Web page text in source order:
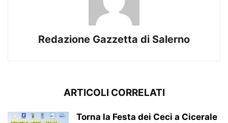
Redazione Gazzetta di Salerno
ARTICOLI CORRELATI
Torna la Festa dei Ceci a Cicerale